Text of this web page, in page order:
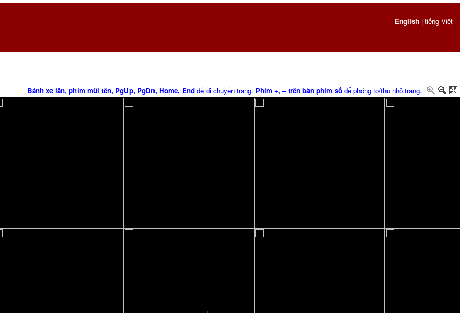
English | tiếng Việt
Bánh xe lăn, phím mũi tên, PgUp, PgDn, Home, End để di chuyển trang. Phím +, ‒ trên bàn phím số để phóng to/thu nhỏ trang.